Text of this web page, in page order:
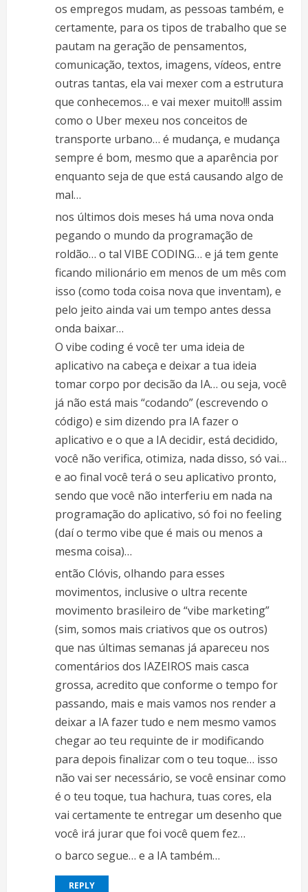
os empregos mudam, as pessoas também, e
certamente, para os tipos de trabalho que se
pautam na geração de pensamentos,
comunicação, textos, imagens, vídeos, entre
outras tantas, ela vai mexer com a estrutura
que conhecemos… e vai mexer muito!!! assim
como o Uber mexeu nos conceitos de
transporte urbano… é mudança, e mudança
sempre é bom, mesmo que a aparência por
enquanto seja de que está causando algo de
mal…
nos últimos dois meses há uma nova onda
pegando o mundo da programação de
roldão… o tal VIBE CODING… e já tem gente
ficando milionário em menos de um mês com
isso (como toda coisa nova que inventam), e
pelo jeito ainda vai um tempo antes dessa
onda baixar…
O vibe coding é você ter uma ideia de
aplicativo na cabeça e deixar a tua ideia
tomar corpo por decisão da IA… ou seja, você
já não está mais “codando” (escrevendo o
código) e sim dizendo pra IA fazer o
aplicativo e o que a IA decidir, está decidido,
você não verifica, otimiza, nada disso, só vai…
e ao final você terá o seu aplicativo pronto,
sendo que você não interferiu em nada na
programação do aplicativo, só foi no feeling
(daí o termo vibe que é mais ou menos a
mesma coisa)…
então Clóvis, olhando para esses
movimentos, inclusive o ultra recente
movimento brasileiro de “vibe marketing”
(sim, somos mais criativos que os outros)
que nas últimas semanas já apareceu nos
comentários dos IAZEIROS mais casca
grossa, acredito que conforme o tempo for
passando, mais e mais vamos nos render a
deixar a IA fazer tudo e nem mesmo vamos
chegar ao teu requinte de ir modificando
para depois finalizar com o teu toque… isso
não vai ser necessário, se você ensinar como
é o teu toque, tua hachura, tuas cores, ela
vai certamente te entregar um desenho que
você irá jurar que foi você quem fez…
o barco segue… e a IA também…
REPLY